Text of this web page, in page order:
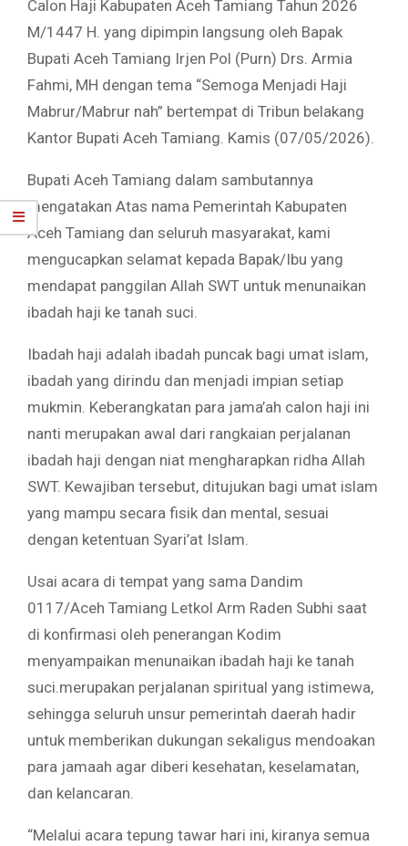
Calon Haji Kabupaten Aceh Tamiang Tahun 2026
M/1447 H. yang dipimpin langsung oleh Bapak
Bupati Aceh Tamiang Irjen Pol (Purn) Drs. Armia
Fahmi, MH dengan tema “Semoga Menjadi Haji
Mabrur/Mabrur nah” bertempat di Tribun belakang
Kantor Bupati Aceh Tamiang. Kamis (07/05/2026).
Bupati Aceh Tamiang dalam sambutannya
mengatakan Atas nama Pemerintah Kabupaten
Aceh Tamiang dan seluruh masyarakat, kami
mengucapkan selamat kepada Bapak/Ibu yang
mendapat panggilan Allah SWT untuk menunaikan
ibadah haji ke tanah suci.
Ibadah haji adalah ibadah puncak bagi umat islam,
ibadah yang dirindu dan menjadi impian setiap
mukmin. Keberangkatan para jama’ah calon haji ini
nanti merupakan awal dari rangkaian perjalanan
ibadah haji dengan niat mengharapkan ridha Allah
SWT. Kewajiban tersebut, ditujukan bagi umat islam
yang mampu secara fisik dan mental, sesuai
dengan ketentuan Syari’at Islam.
Usai acara di tempat yang sama Dandim
0117/Aceh Tamiang Letkol Arm Raden Subhi saat
di konfirmasi oleh penerangan Kodim
menyampaikan menunaikan ibadah haji ke tanah
suci.merupakan perjalanan spiritual yang istimewa,
sehingga seluruh unsur pemerintah daerah hadir
untuk memberikan dukungan sekaligus mendoakan
para jamaah agar diberi kesehatan, keselamatan,
dan kelancaran.
“Melalui acara tepung tawar hari ini, kiranya semua